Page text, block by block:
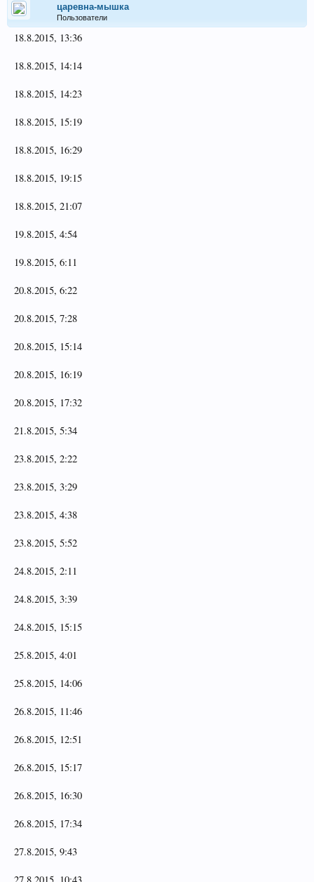
царевна-мышка
Пользователи
18.8.2015, 13:36
18.8.2015, 14:14
18.8.2015, 14:23
18.8.2015, 15:19
18.8.2015, 16:29
18.8.2015, 19:15
18.8.2015, 21:07
19.8.2015, 4:54
19.8.2015, 6:11
20.8.2015, 6:22
20.8.2015, 7:28
20.8.2015, 15:14
20.8.2015, 16:19
20.8.2015, 17:32
21.8.2015, 5:34
23.8.2015, 2:22
23.8.2015, 3:29
23.8.2015, 4:38
23.8.2015, 5:52
24.8.2015, 2:11
24.8.2015, 3:39
24.8.2015, 15:15
25.8.2015, 4:01
25.8.2015, 14:06
26.8.2015, 11:46
26.8.2015, 12:51
26.8.2015, 15:17
26.8.2015, 16:30
26.8.2015, 17:34
27.8.2015, 9:43
27.8.2015, 10:43